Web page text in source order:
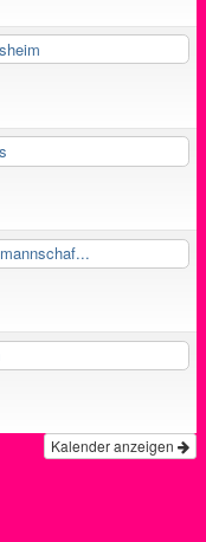
Kalender anzeigen